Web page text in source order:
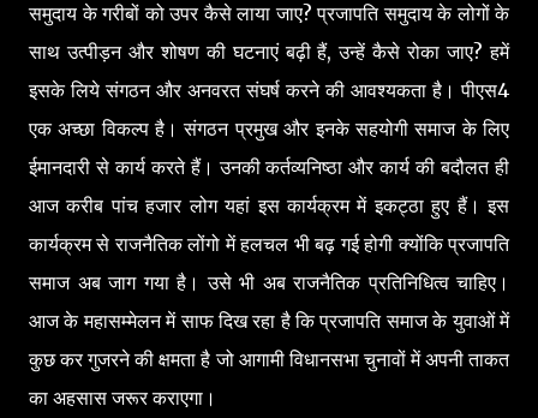
समुदाय के गरीबों को उपर कैसे लाया जाए? प्रजापति समुदाय के लोगों के
साथ उत्पीड़न और शोषण की घटनाएं बढ़ी हैं, उन्हें कैसे रोका जाए? हमें
इसके लिये संगठन और अनवरत संघर्ष करने की आवश्यकता है। पीएस4
एक अच्छा विकल्प है। संगठन प्रमुख और इनके सहयोगी समाज के लिए
ईमानदारी से कार्य करते हैं। उनकी कर्तव्यनिष्ठा और कार्य की बदौलत ही
आज करीब पांच हजार लोग यहां इस कार्यक्रम में इकट्ठा हुए हैं। इस
कार्यक्रम से राजनैतिक लोंगो में हलचल भी बढ़ गई होगी क्योंकि प्रजापति
समाज अब जाग गया है। उसे भी अब राजनैतिक प्रतिनिधित्व चाहिए।
आज के महासम्मेलन में साफ दिख रहा है कि प्रजापति समाज के युवाओं में
कुछ कर गुजरने की क्षमता है जो आगामी विधानसभा चुनावों में अपनी ताकत
का अहसास जरूर कराएगा।